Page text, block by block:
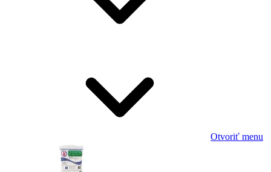
Otvoriť menu
Powered by chaterimo